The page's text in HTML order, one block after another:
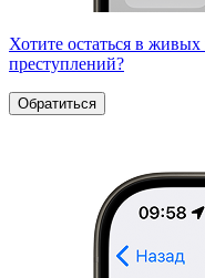
Хотите остаться в
преступлений?
Обратиться